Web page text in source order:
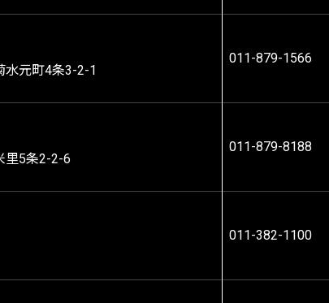
水元町4条3-2-1
011-879-1566
里5条2-2-6
011-879-8188
011-382-1100